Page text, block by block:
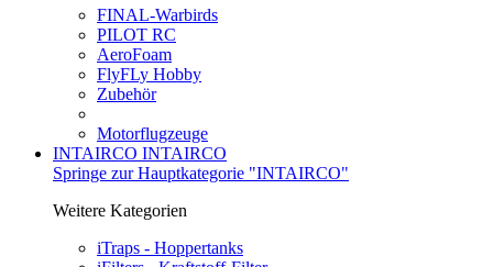
FINAL-Warbirds
PILOT RC
AeroFoam
FlyFLy Hobby
Zubehör
Motorflugzeuge
INTAIRCO INTAIRCO
Springe zur Hauptkategorie "INTAIRCO"
Weitere Kategorien
iTraps - Hoppertanks